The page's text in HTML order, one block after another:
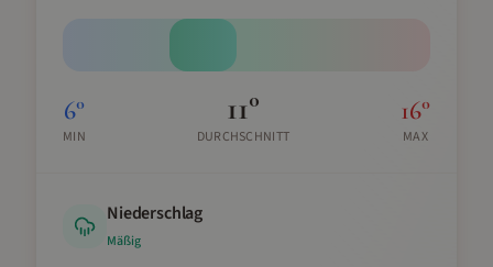
6°
MIN
11°
DURCHSCHNITT
16°
MAX
Niederschlag
Mäßig